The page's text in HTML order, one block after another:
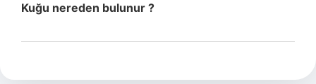
Kuğu nereden bulunur ?